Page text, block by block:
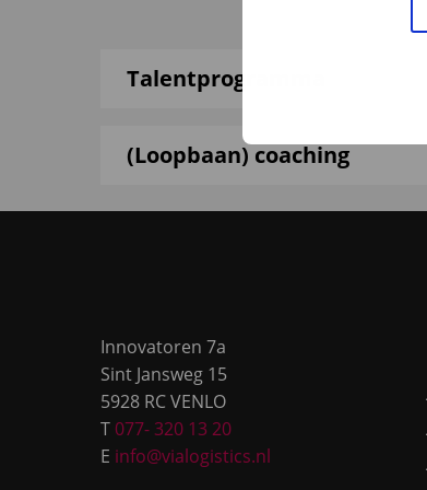
Talentprogramma
(Loopbaan) coaching
Innovatoren 7a
Sint Jansweg 15
5928 RC VENLO
T 077- 320 13 20
E info@vialogistics.nl